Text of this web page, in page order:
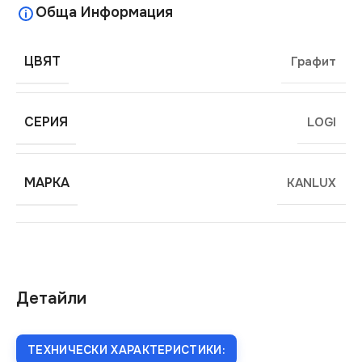
Детайли
ТЕХНИЧЕСКИ ХАРАКТЕРИСТИКИ:
Обща Информация
ЦВЯТ Графит
СЕРИЯ LOGI
МАРКА KANLUX